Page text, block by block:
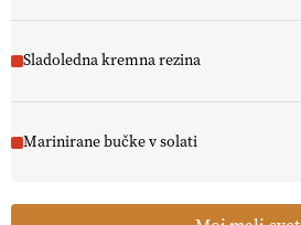
Sladoledna kremna rezina
Marinirane bučke v solati